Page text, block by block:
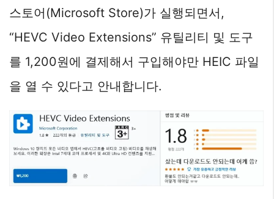
스토어(Microsoft Store)가 실행되면서,
“HEVC Video Extensions” 유틸리티 및 도구
를 1,200원에 결제해서 구입해야만 HEIC 파일
을 열 수 있다고 안내합니다.